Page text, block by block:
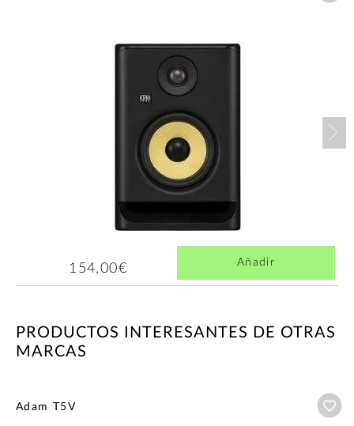
154,00€ Añadir
PRODUCTOS INTERESANTES DE OTRAS
MARCAS
Adam T5V